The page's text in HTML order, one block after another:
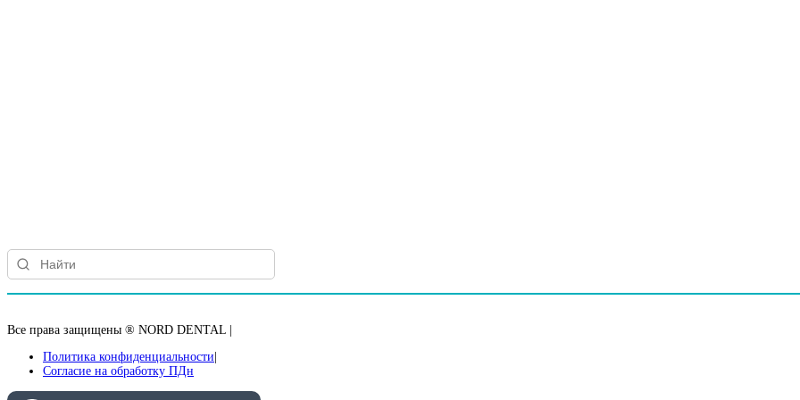
Все права защищены ® NORD DENTAL |
Политика конфиденциальности
Согласие на обработку ПДн